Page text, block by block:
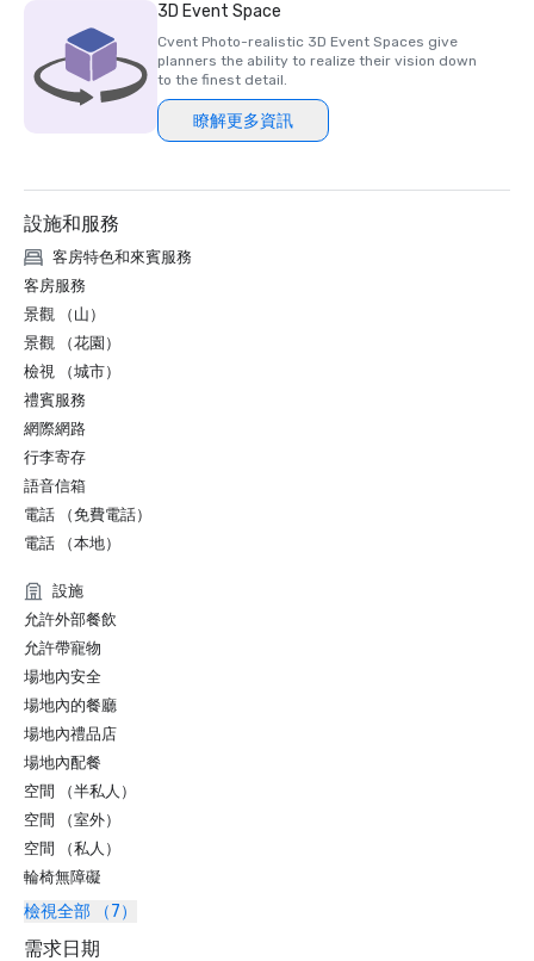
3D Event Space
Cvent Photo-realistic 3D Event Spaces give
planners the ability to realize their vision down
to the finest detail.
瞭解更多資訊
設施和服務
客房特色和來賓服務
客房服務
景觀 （山）
景觀 （花園）
檢視 （城市）
禮賓服務
網際網路
行李寄存
語音信箱
電話 （免費電話）
電話 （本地）
設施
允許外部餐飲
允許帶寵物
場地內安全
場地內的餐廳
場地內禮品店
場地內配餐
空間 （半私人）
空間 （室外）
空間 （私人）
輪椅無障礙
檢視全部 （7）
需求日期